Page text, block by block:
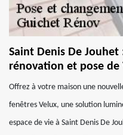
Saint Denis De
rénovation et pose de
Offrez à votre maison une
fenêtres Velux, une solution
espace de vie à Saint Denis De